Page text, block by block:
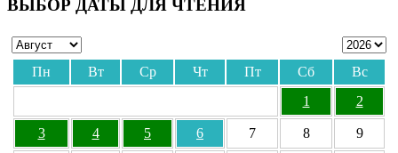
ВЫБОР ДАТЫ ДЛЯ ЧТЕНИЯ
Пн Вт Ср Чт Пт Сб
Вс
1
2
3 4 5 6 7 8 9